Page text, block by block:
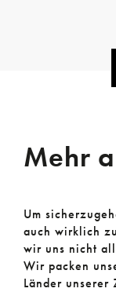
Mehr
Um
auch wirklich
wir uns nicht
Wir packen
Länder